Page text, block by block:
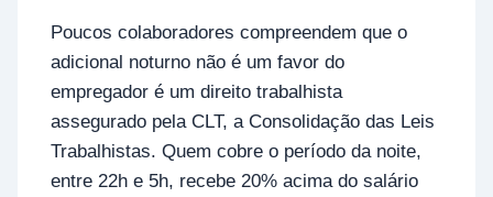
Poucos colaboradores compreendem que o
adicional noturno não é um favor do
empregador é um direito trabalhista
assegurado pela CLT, a Consolidação das Leis
Trabalhistas. Quem cobre o período da noite,
entre 22h e 5h, recebe 20% acima do salário